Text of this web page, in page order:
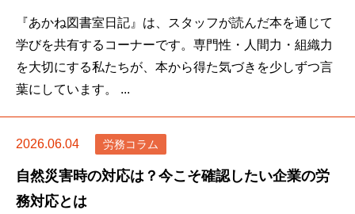
『あかね図書室日記』は、スタッフが読んだ本を通じて
学びを共有するコーナーです。専門性・人間力・組織力
を大切にする私たちが、本から得た気づきを少しずつ言
葉にしています。 ...
2026.06.04 労務コラム
自然災害時の対応は？今こそ確認したい企業の労
務対応とは